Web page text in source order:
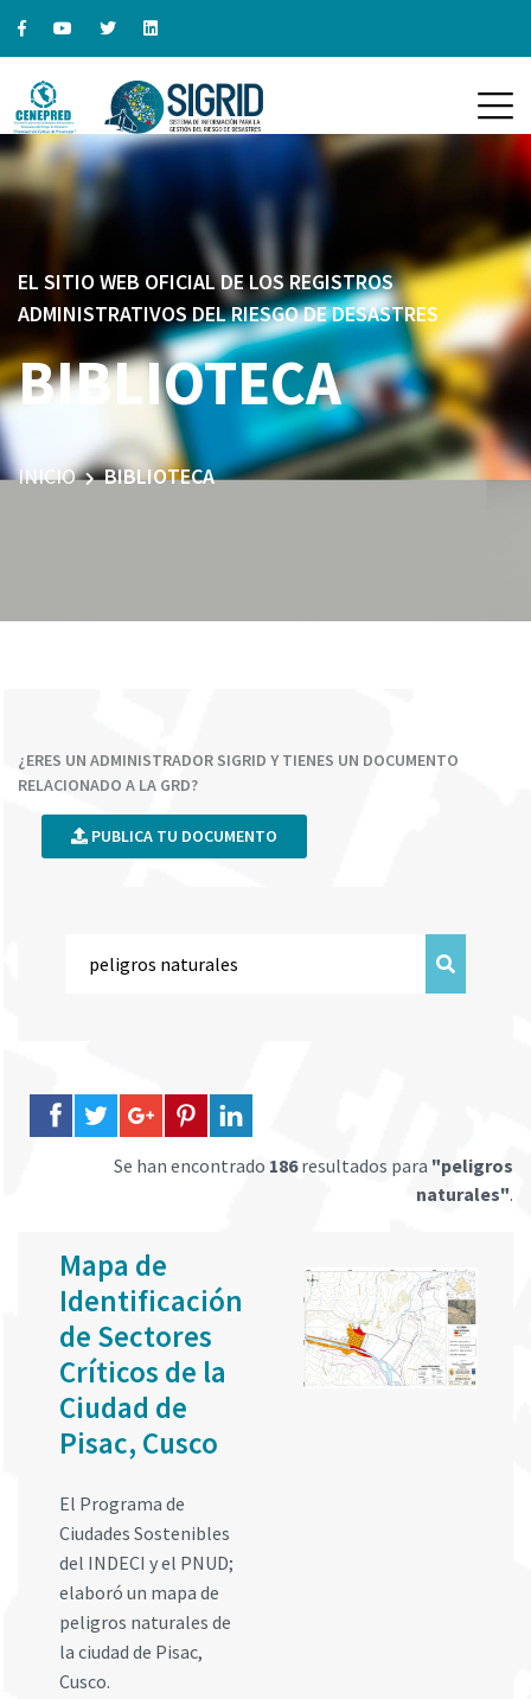
EL SITIO WEB OFICIAL DE LOS REGISTROS
ADMINISTRATIVOS DEL RIESGO DE DESASTRES
BIBLIOTECA
INICIO BIBLIOTECA
¿ERES UN ADMINISTRADOR SIGRID Y TIENES UN DOCUMENTO
RELACIONADO A LA GRD?
PUBLICA TU DOCUMENTO
Se han encontrado 186resultados para "peligros
naturales".
Mapa de
Identificación
de Sectores
Críticos de la
Ciudad de
Pisac, Cusco
El Programa de
Ciudades Sostenibles
del INDECI y el PNUD;
elaboró un mapa de
peligros naturales de
la ciudad de Pisac,
Cusco.